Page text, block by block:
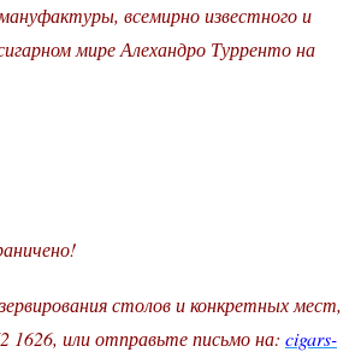
всемирно известного и
мире Алехандро Турренто на
столов и конкретных мест,
1626, или отправьте письмо на: cigars-